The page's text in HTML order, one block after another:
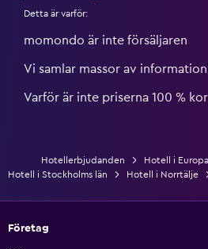
Detta är varför:
momondo är inte försäljaren
Vi samlar massor av
Varför är inte priserna 100 %
Hotellerbjudanden Hotell i Europa
Hotell i Stockholms län
Hotell i Norrtälje
Företag